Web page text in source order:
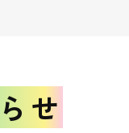
せ